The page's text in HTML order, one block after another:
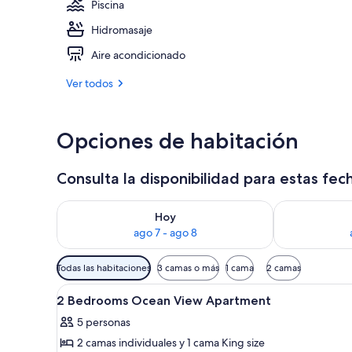
Piscina
Hidromasaje
Aire acondicionado
Ver todos
Opciones de habitación
Consulta la disponibilidad para estas
Hoy
ago 7 - ago 8
Consulta la disponibilidad para hoy ago 7 - ago 8
Consulta la
Filtros
disponibles
para
habitaciones
Todas las habitaciones 3 camas o más 1 cama 2 camas
Ver
todas
las
fotos
Escritorio, tabla de planchar
3
2 Bedrooms Ocean View Apartment
5 personas
2 camas individuales y 1 cama King size